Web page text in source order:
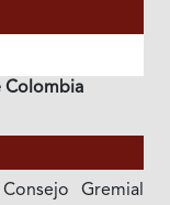
Colombia
Gremial